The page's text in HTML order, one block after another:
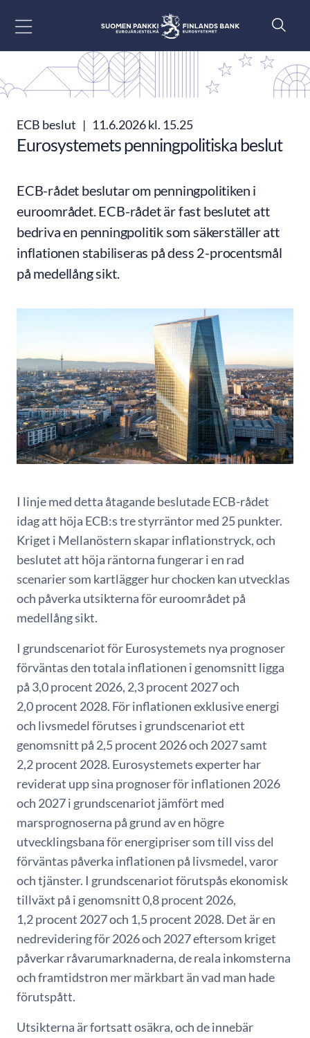
ECB beslut | 11.6.2026 kl. 15.25
Eurosystemets penningpolitiska beslut
ECB-rådet beslutar om penningpolitiken i
euroområdet. ECB-rådet är fast beslutet att
bedriva en penningpolitik som säkerställer att
inflationen stabiliseras på dess 2-procentsmål
på medellång sikt.
I linje med detta åtagande beslutade ECB-rådet
idag att höja ECB:s tre styrräntor med 25 punkter.
Kriget i Mellanöstern skapar inflationstryck, och
beslutet att höja räntorna fungerar i en rad
scenarier som kartlägger hur chocken kan utvecklas
och påverka utsikterna för euroområdet på
medellång sikt.
I grundscenariot för Eurosystemets nya prognoser
förväntas den totala inflationen i genomsnitt ligga
på 3,0 procent 2026, 2,3 procent 2027 och
2,0 procent 2028. För inflationen exklusive energi
och livsmedel förutses i grundscenariot ett
genomsnitt på 2,5 procent 2026 och 2027 samt
2,2 procent 2028. Eurosystemets experter har
reviderat upp sina prognoser för inflationen 2026
och 2027 i grundscenariot jämfört med
marsprognoserna på grund av en högre
utvecklingsbana för energipriser som till viss del
förväntas påverka inflationen på livsmedel, varor
och tjänster. I grundscenariot förutspås ekonomisk
tillväxt på i genomsnitt 0,8 procent 2026,
1,2 procent 2027 och 1,5 procent 2028. Det är en
nedrevidering för 2026 och 2027 eftersom kriget
påverkar råvarumarknaderna, de reala inkomsterna
och framtidstron mer märkbart än vad man hade
förutspått.
Utsikterna är fortsatt osäkra, och de innebär